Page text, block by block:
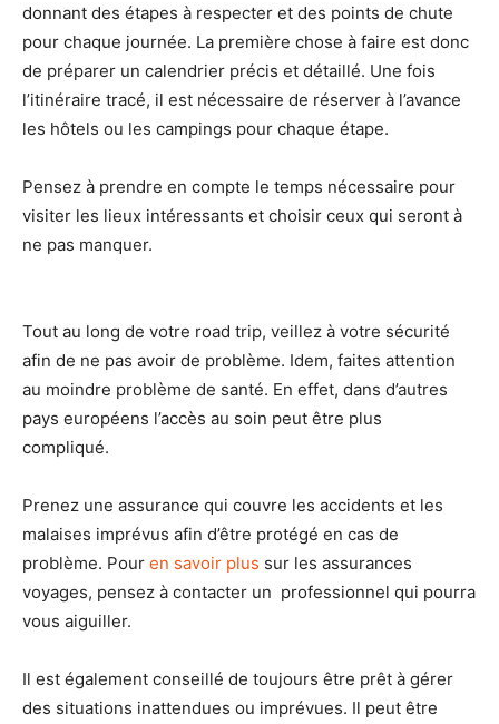
donnant des étapes à respecter et des points de chute
pour chaque journée. La première chose à faire est donc
de préparer un calendrier précis et détaillé. Une fois
l’itinéraire tracé, il est nécessaire de réserver à l’avance
les hôtels ou les campings pour chaque étape.
Pensez à prendre en compte le temps nécessaire pour
visiter les lieux intéressants et choisir ceux qui seront à
ne pas manquer.
Tout au long de votre road trip, veillez à votre sécurité
afin de ne pas avoir de problème. Idem, faites attention
au moindre problème de santé. En effet, dans d’autres
pays européens l’accès au soin peut être plus
compliqué.
Prenez une assurance qui couvre les accidents et les
malaises imprévus afin d’être protégé en cas de
problème. Pour en savoir plus sur les assurances
voyages, pensez à contacter un professionnel qui pourra
vous aiguiller.
Il est également conseillé de toujours être prêt à gérer
des situations inattendues ou imprévues. Il peut être